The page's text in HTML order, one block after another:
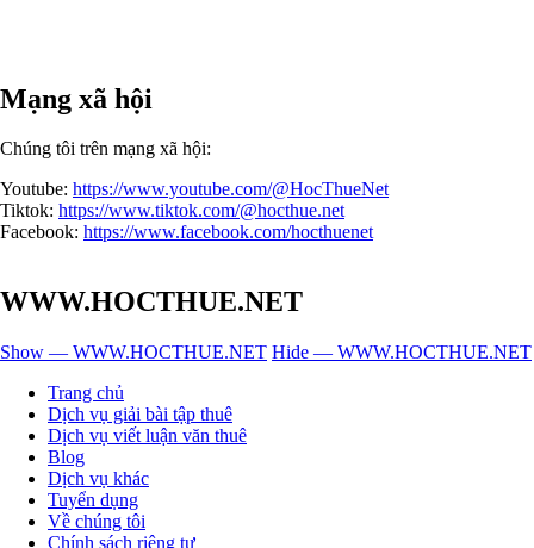
Mạng xã hội
Chúng tôi trên mạng xã hội:
Youtube: https://www.youtube.com/@HocThueNet
Tiktok: https://www.tiktok.com/@hocthue.net
Facebook: https://www.facebook.com/hocthuenet
WWW.HOCTHUE.NET
Show — WWW.HOCTHUE.NET Hide — WWW.HOCTHUE.NET
Trang chủ
Dịch vụ giải bài tập thuê
Dịch vụ viết luận văn thuê
Blog
Dịch vụ khác
Tuyển dụng
Về chúng tôi
Chính sách riêng tư